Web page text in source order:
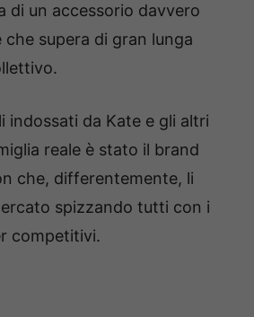
di un accessorio davvero
supera di gran lunga
indossati da Kate e gli altri
reale è stato il brand
che, differentemente, li
spizzando tutti con i
competitivi.